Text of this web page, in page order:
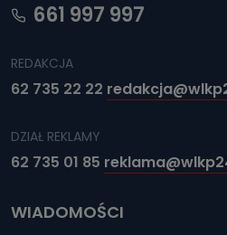
661 997 997
REDAKCJA
62 735 22 22
DZIAŁ REKLAMY
62 735 01 85
WIADOMOŚCI